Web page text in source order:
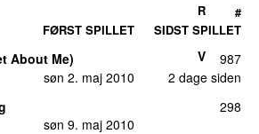
FØRST SPILLET
SIDST SPILLET
R #
About Me)
søn 2. maj 2010
2 dage siden
V 987
søn 9. maj 2010
298